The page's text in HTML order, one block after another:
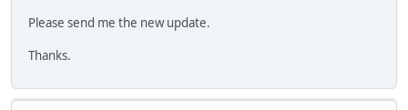
Please send me the new update.
Thanks.